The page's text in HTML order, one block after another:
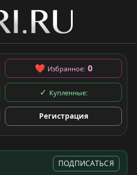
❤ Избранное: 0
✓ Купленные:
Регистрация
ПОДПИСАТЬСЯ